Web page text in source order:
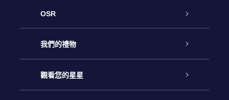
OSR
客戶服務
聯繫我們
我們的禮物
Online Star禮物
觀看您的星星